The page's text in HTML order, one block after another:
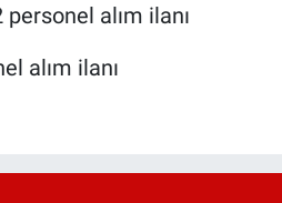
alım ilanı
alım ilanı